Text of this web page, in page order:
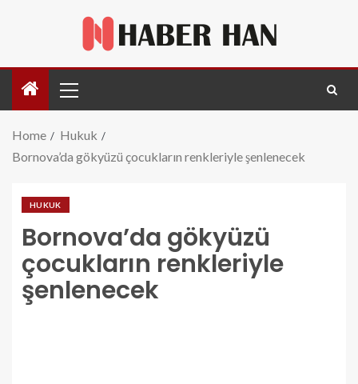
Home
Hukuk
Bornova’da gökyüzü çocukların renkleriyle şenlenecek
HUKUK
Bornova’da gökyüzü
çocukların renkleriyle
şenlenecek